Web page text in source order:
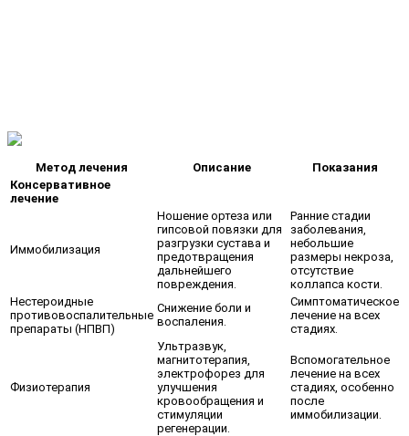
Метод лечения Описание
Показания
Консервативное
лечение
Иммобилизация
Ношение ортеза или
гипсовой повязки для
разгрузки сустава и
предотвращения
дальнейшего
повреждения.
Ранние стадии
заболевания,
небольшие
размеры некроза,
отсутствие
коллапса кости.
Нестероидные
противовоспалительные
препараты (НПВП)
Снижение боли и
воспаления.
Симптоматическое
лечение на всех
стадиях.
Физиотерапия
Ультразвук,
магнитотерапия,
электрофорез для
улучшения
кровообращения и
стимуляции
регенерации.
Вспомогательное
лечение на всех
стадиях, особенно
после
иммобилизации.